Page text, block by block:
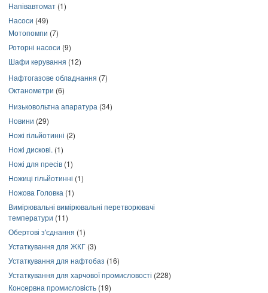
Напівавтомат (1)
Насоси (49)
Мотопомпи (7)
Роторні насоси (9)
Шафи керування (12)
Нафтогазове обладнання (7)
Октанометри (6)
Низьковольтна апаратура (34)
Новини (29)
Ножі гільйотинні (2)
Ножі дискові. (1)
Ножі для пресів (1)
Ножиці гільйотинні (1)
Ножова Головка (1)
Вимірювальні вимірювальні перетворювачі
температури (11)
Обертові з'єднання (1)
Устаткування для ЖКГ (3)
Устаткування для нафтобаз (16)
Устаткування для харчової промисловості (228)
Консервна промисловість (19)